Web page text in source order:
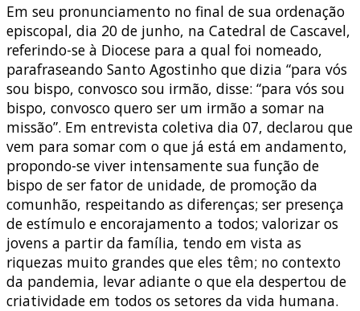
Em seu pronunciamento no final de sua ordenação
episcopal, dia 20 de junho, na Catedral de Cascavel,
referindo-se à Diocese para a qual foi nomeado,
parafraseando Santo Agostinho que dizia “para vós
sou bispo, convosco sou irmão, disse: “para vós sou
bispo, convosco quero ser um irmão a somar na
missão”. Em entrevista coletiva dia 07, declarou que
vem para somar com o que já está em andamento,
propondo-se viver intensamente sua função de
bispo de ser fator de unidade, de promoção da
comunhão, respeitando as diferenças; ser presença
de estímulo e encorajamento a todos; valorizar os
jovens a partir da família, tendo em vista as
riquezas muito grandes que eles têm; no contexto
da pandemia, levar adiante o que ela despertou de
criatividade em todos os setores da vida humana.